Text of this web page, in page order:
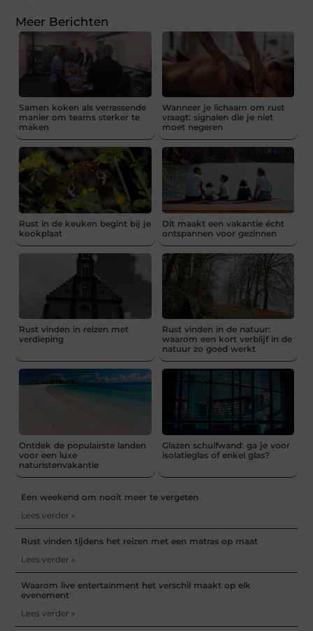
Meer Berichten
Samen koken als verrassende
manier om teams sterker te
maken
Wanneer je lichaam om rust
vraagt: signalen die je niet
moet negeren
Rust in de keuken begint bij je
kookplaat
Dit maakt een vakantie écht
ontspannen voor gezinnen
Rust vinden in reizen met
verdieping
Rust vinden in de natuur:
waarom een kort verblijf in de
natuur zo goed werkt
Ontdek de populairste landen
voor een luxe
naturistenvakantie
Glazen schuifwand: ga je voor
isolatieglas of enkel glas?
Een weekend om nooit meer te vergeten
Lees verder »
Rust vinden tijdens het reizen met een matras op maat
Lees verder »
Waarom live entertainment het verschil maakt op elk
evenement
Lees verder »